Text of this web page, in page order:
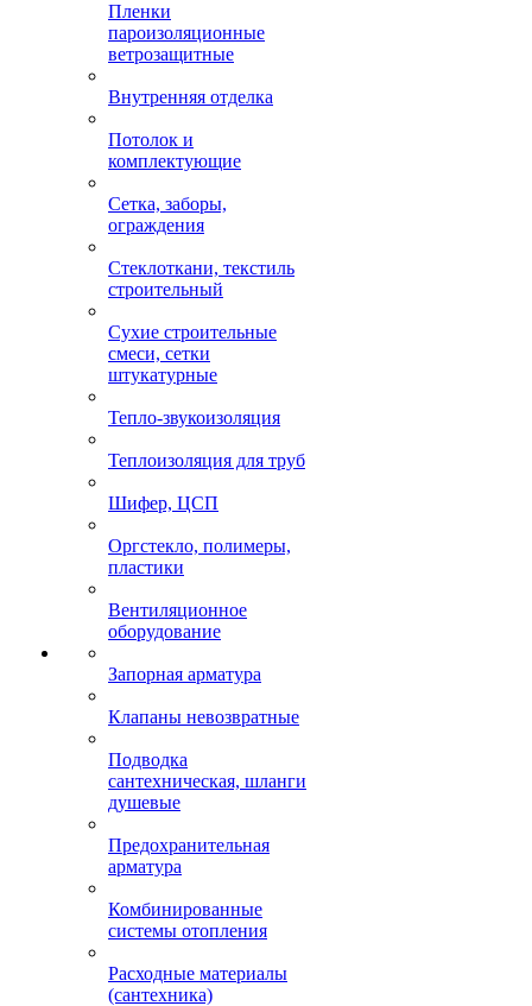
Пленки
пароизоляционные
ветрозащитные
Внутренняя отделка
Потолок и
комплектующие
Сетка, заборы,
ограждения
Стеклоткани, текстиль
строительный
Сухие строительные
смеси, сетки
штукатурные
Тепло-звукоизоляция
Теплоизоляция для труб
Шифер, ЦСП
Оргстекло, полимеры,
пластики
Вентиляционное
оборудование
Запорная арматура
Клапаны невозвратные
Подводка
сантехническая, шланги
душевые
Предохранительная
арматура
Комбинированные
системы отопления
Расходные материалы
(сантехника)